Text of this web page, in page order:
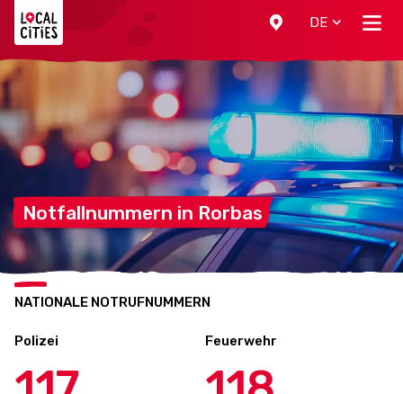
DE
Notfallnummern in Rorbas
NATIONALE NOTRUFNUMMERN
Polizei Feuerwehr